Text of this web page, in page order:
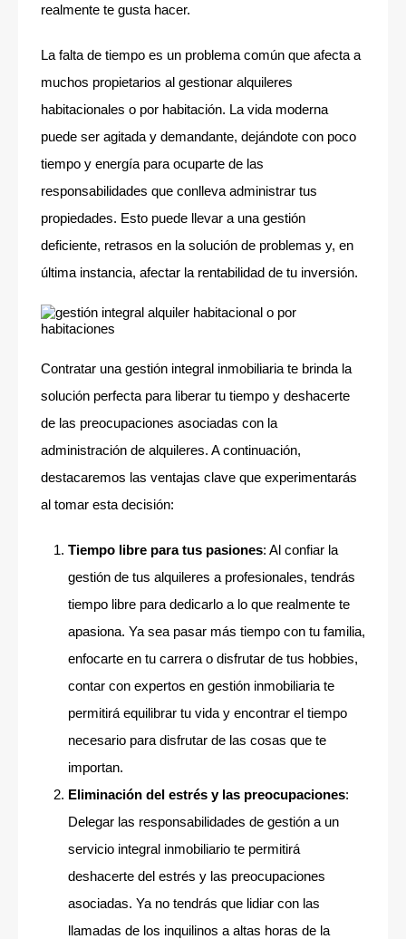
realmente te gusta hacer.
La falta de tiempo es un problema común que afecta a
muchos propietarios al gestionar alquileres
habitacionales o por habitación. La vida moderna
puede ser agitada y demandante, dejándote con poco
tiempo y energía para ocuparte de las
responsabilidades que conlleva administrar tus
propiedades. Esto puede llevar a una gestión
deficiente, retrasos en la solución de problemas y, en
última instancia, afectar la rentabilidad de tu inversión.
Contratar una gestión integral inmobiliaria te brinda la
solución perfecta para liberar tu tiempo y deshacerte
de las preocupaciones asociadas con la
administración de alquileres. A continuación,
destacaremos las ventajas clave que experimentarás
al tomar esta decisión:
Tiempo libre para tus pasiones: Al confiar la
gestión de tus alquileres a profesionales, tendrás
tiempo libre para dedicarlo a lo que realmente te
apasiona. Ya sea pasar más tiempo con tu familia,
enfocarte en tu carrera o disfrutar de tus hobbies,
contar con expertos en gestión inmobiliaria te
permitirá equilibrar tu vida y encontrar el tiempo
necesario para disfrutar de las cosas que te
importan.
Eliminación del estrés y las preocupaciones:
Delegar las responsabilidades de gestión a un
servicio integral inmobiliario te permitirá
deshacerte del estrés y las preocupaciones
asociadas. Ya no tendrás que lidiar con las
llamadas de los inquilinos a altas horas de la